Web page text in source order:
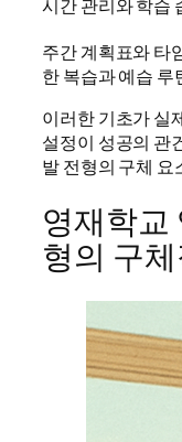
시간 관리와 학습
주간 계획표와 타
한 복습과 예습
이러한 기초가 실
설정이 성공의 관
발 전형의 구체
영재학교
형의 구